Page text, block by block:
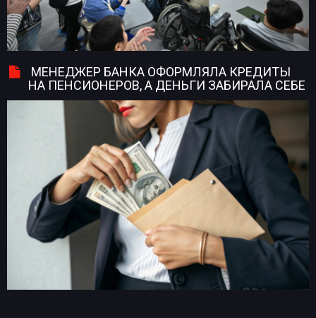
МЕНЕДЖЕР БАНКА ОФОРМЛЯЛА КРЕДИТЫ
НА ПЕНСИОНЕРОВ, А ДЕНЬГИ ЗАБИРАЛА СЕБЕ